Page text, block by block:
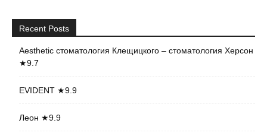
Recent Posts
Aesthetic стоматология Клещицкого – стоматология Херсон
★9.7
EVIDENT ★9.9
Леон ★9.9